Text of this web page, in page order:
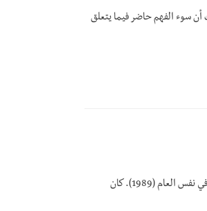
أن سوء الفهم حاضر فيما يتعلق
لودفيج فتغنشتاين ومارتن هايدجر، اثنان من أعظم الفلاسفة في القرن العشرين، ومن الجدير بالانتباه أنهم قد وُلدوا في نفس العام (1989). كان